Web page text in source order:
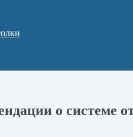
о системе